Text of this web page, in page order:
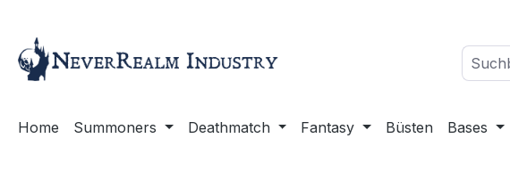
Home Summoners Deathmatch Fantasy Büsten Bases